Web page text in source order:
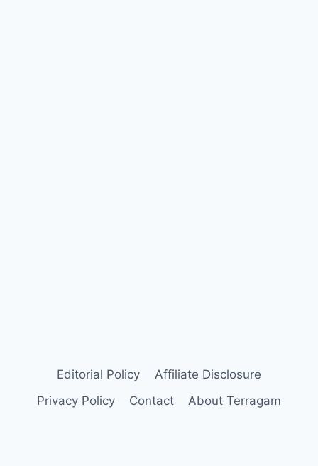
Editorial Policy
Affiliate Disclosure
Privacy Policy
Contact About Terragam